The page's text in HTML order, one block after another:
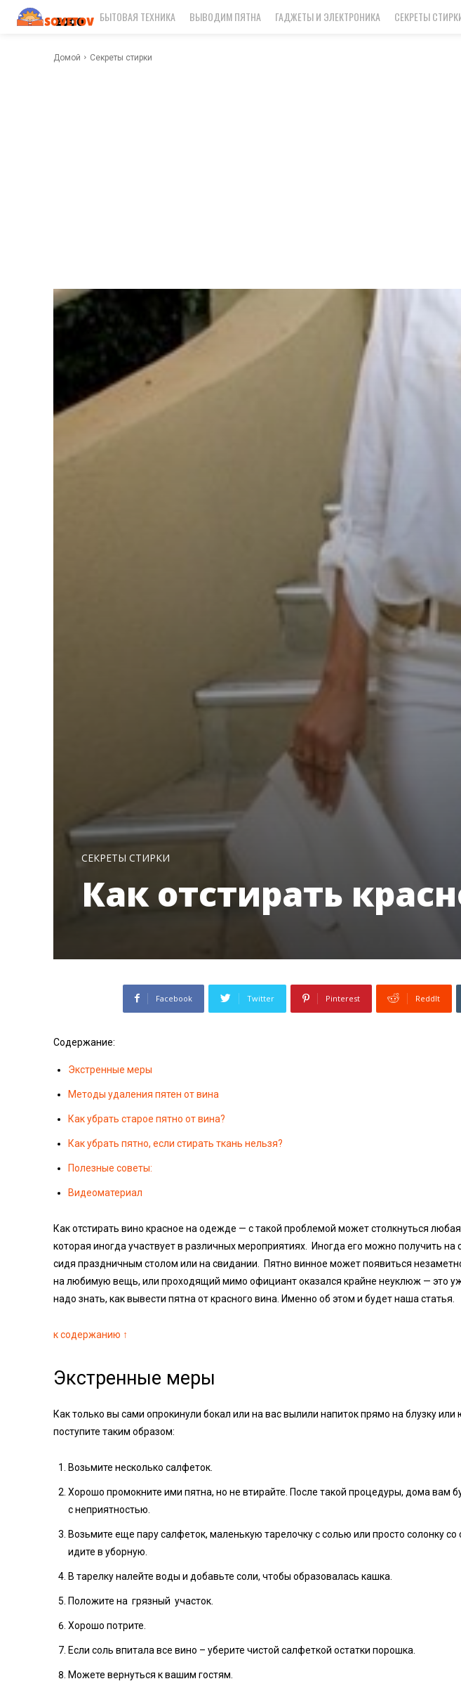
БЫТОВАЯ ТЕХНИКА ВЫВОДИМ ПЯТНА ГАДЖЕТЫ И ЭЛЕКТРОНИКА СЕКРЕТЫ
Домой Секреты стирки
СЕКРЕТЫ СТИРКИ
Как отстирать
Facebook Twitter Pinterest ReddIt
Содержание:
Экстренные меры
Методы удаления пятен от вина
Как убрать старое пятно от вина?
Как убрать пятно, если стирать ткань нельзя?
Полезные советы:
Видеоматериал
Как отстирать вино красное на одежде — с такой проблемой может столкнуться
которая иногда участвует в различных мероприятиях. Иногда его можно получить
сидя праздничным столом или на свидании. Пятно винное может появиться
на любимую вещь, или проходящий мимо официант оказался крайне неуклюж — это
надо знать, как вывести пятна от красного вина. Именно об этом и будет наша статья.
к содержанию ↑
Экстренные меры
Как только вы сами опрокинули бокал или на вас вылили напиток прямо на блузку
поступите таким образом:
Возьмите несколько салфеток.
Хорошо промокните ими пятна, но не втирайте. После такой процедуры, дома вам
с неприятностью.
Возьмите еще пару салфеток, маленькую тарелочку с солью или просто солонку со
идите в уборную.
В тарелку налейте воды и добавьте соли, чтобы образовалась кашка.
Положите на грязный участок.
Хорошо потрите.
Если соль впитала все вино – уберите чистой салфеткой остатки порошка.
Можете вернуться к вашим гостям.